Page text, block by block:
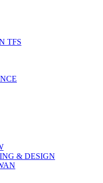
TFS
& DESIGN